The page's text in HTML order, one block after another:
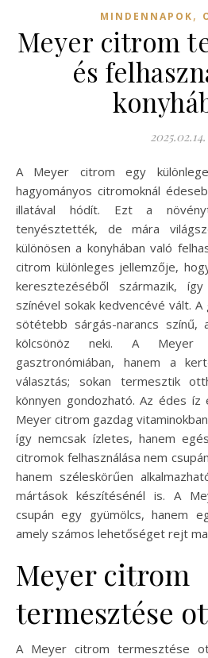
MINDENNAPOK,
Meyer citrom
és
2025.02.14.
A Meyer citrom egy különleges citrusféle, amely a
hagyományos citromoknál
illatával hódít. Ezt a
tenyésztették, de mára
különösen a konyhában való
citrom különleges jellemzője,
keresztezéséből származik,
színével sokak kedvencévé vált.
sötétebb sárgás-narancs színű,
kölcsönöz neki. A Meyer
gasztronómiában, hanem a
választás; sokan termesztik
könnyen gondozható. Az édes
Meyer citrom gazdag
így nemcsak ízletes, hanem
citromok felhasználása nem
hanem széleskörűen
mártások készítésénél is. A
csupán egy gyümölcs, hanem
amely számos lehetőséget rejt
Meyer citrom
termesztése
A Meyer citrom termesztése